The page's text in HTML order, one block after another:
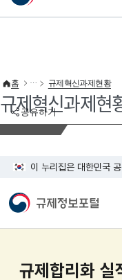
이 누리집은 대한민국 공식 전자
공유하기
홈 규제혁신과제현황
규제혁신과제현